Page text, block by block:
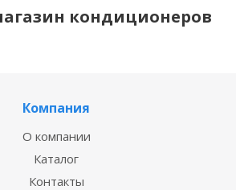
кондиционеров
Компания
О компании
Каталог
Контакты